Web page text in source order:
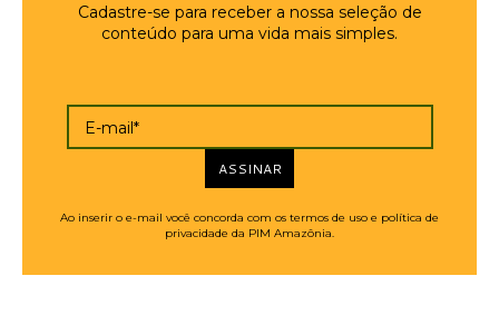
Cadastre-se para receber a nossa seleção de
conteúdo para uma vida mais simples.
E-mail*
ASSINAR
Ao inserir o e-mail você concorda com os termos de uso e política de
privacidade da PIM Amazônia.